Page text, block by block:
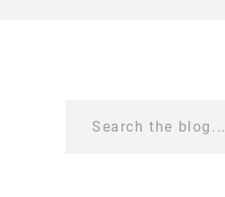
Search the blog...